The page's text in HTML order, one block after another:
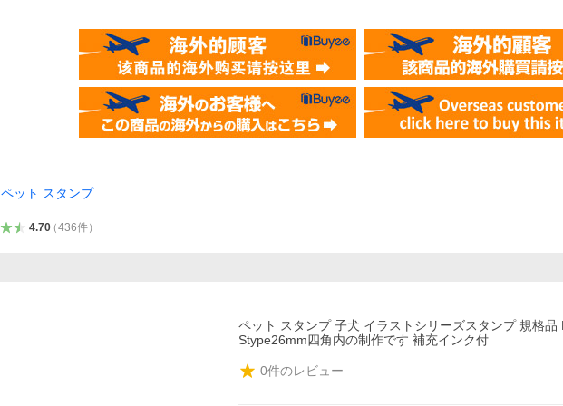
ペット スタンプ
4.70（436件）
ペット スタンプ 子犬 イラストシリーズスタンプ 規格品
Stype26mm四角内の制作です 補充インク付
0件のレビュー